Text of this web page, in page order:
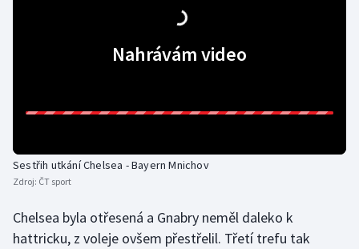
Plavání
Plážový volejbal
Nahrávám video
Sestřih utkání Chelsea - Bayern Mnichov
Zdroj: ČT sport
Chelsea byla otřesená a Gnabry neměl daleko k
hattricku, z voleje ovšem přestřelil. Třetí trefu tak